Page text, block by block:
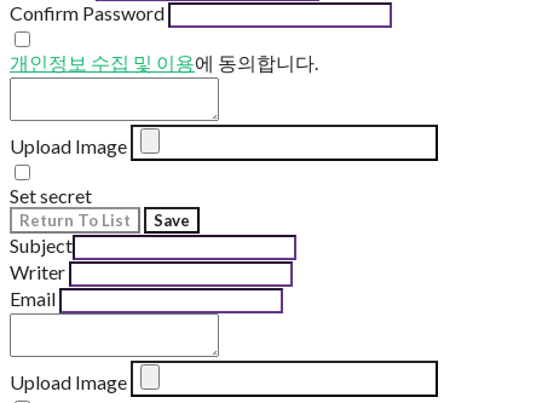
Confirm Password
개인정보 수집 및 이용에 동의합니다.
Upload Image
Set secret
Return To List Save
Subject
Writer
Email
Upload Image